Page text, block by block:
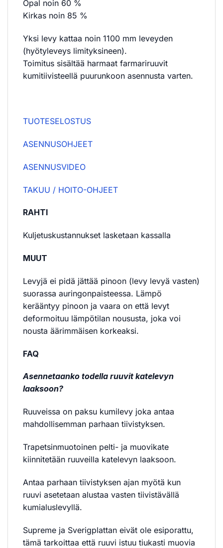
Opal noin 60 %
Kirkas noin 85 %
Yksi levy kattaa noin 1100 mm leveyden
(hyötyleveys limityksineen).
Toimitus sisältää harmaat farmariruuvit
kumitiivisteellä puurunkoon asennusta varten.
TUOTESELOSTUS
ASENNUSOHJEET
ASENNUSVIDEO
TAKUU / HOITO-OHJEET
RAHTI
Kuljetuskustannukset lasketaan kassalla
MUUT
Levyjä ei pidä jättää pinoon (levy levyä vasten)
suorassa auringonpaisteessa. Lämpö
kerääntyy pinoon ja vaara on että levyt
deformoituu lämpötilan noususta, joka voi
nousta äärimmäisen korkeaksi.
FAQ
Asennetaanko todella ruuvit katelevyn
laaksoon?
Ruuveissa on paksu kumilevy joka antaa
mahdollisemman parhaan tiivistyksen.
Trapetsinmuotoinen pelti- ja muovikate
kiinnitetään ruuveilla katelevyn laaksoon.
Antaa parhaan tiivistyksen ajan myötä kun
ruuvi asetetaan alustaa vasten tiivistävällä
kumialuslevyllä.
Supreme ja Sverigplattan eivät ole esiporattu,
tämä tarkoittaa että ruuvi istuu tiukasti muovia